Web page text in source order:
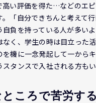
高い評価を得た…などのエ
。「自分できちんと考えて
自負を持っている人が多い
なく、学生の時は目立った
を機に一念発起して一から
タンスで入社される方もい
ころで苦労す